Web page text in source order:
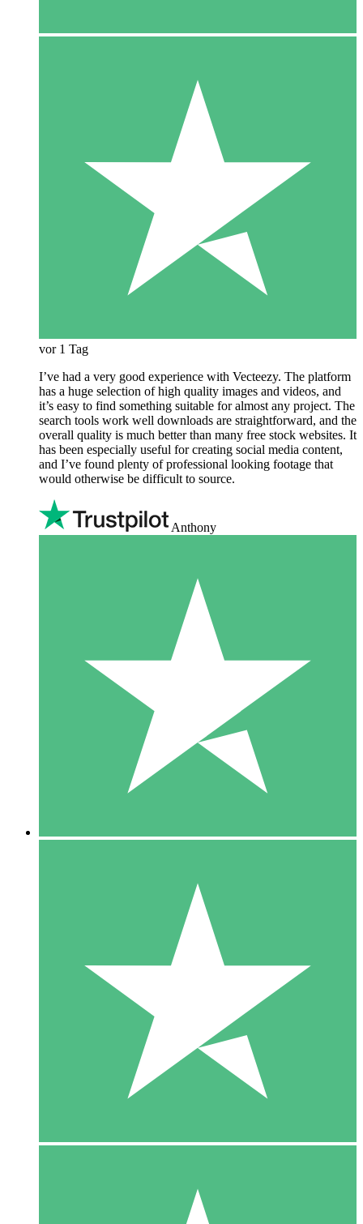
vor 1 Tag
I’ve had a very good experience with Vecteezy. The platform
has a huge selection of high quality images and videos, and
it’s easy to find something suitable for almost any project. The
search tools work well downloads are straightforward, and the
overall quality is much better than many free stock websites. It
has been especially useful for creating social media content,
and I’ve found plenty of professional looking footage that
would otherwise be difficult to source.
Anthony